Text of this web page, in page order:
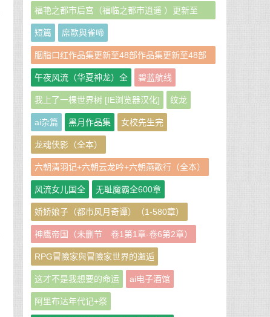
福艳之都市后宫（福临之都市逍遥 ）更新至
951章
短篇 席歐與雀啼
胭脂口红作品集更新至48部作品集更新至48部
作者：胭脂口红
午夜风流（华夏神龙）全 碧蓝航线
我上了一棵世界树 [IE浏览器汉化] 纹龙
ai杂篇 黑月作品集 女校先生完
龙魂侠影（全本）
六朝清羽记+六朝云龙吟+六朝燕歌行（全本）
风流女儿国全 无耻魔霸全600章
娇娇娘子（都市风月奇谭）（1-580章）
神鹰帝国（未删节 卷1第1章-卷6第2章）
RPG冒險家與冒險家世界的邂逅
这才不是我想要的命运 ai电子酒馆
阿里布达年代记+祭